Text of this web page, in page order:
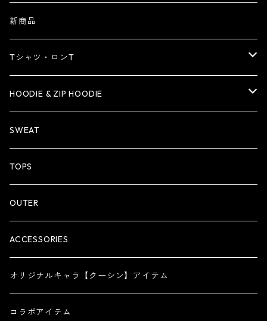
新商品
Tシャツ・ロンT
Tシャツ
ロンT
HOODIE & ZIP HOODIE
HOODIE
ZIP HOODIE
SWEAT
TOPS
OUTER
ACCESSORIES
オリジナルキャラ【クーシン】アイテム
コラボアイテム